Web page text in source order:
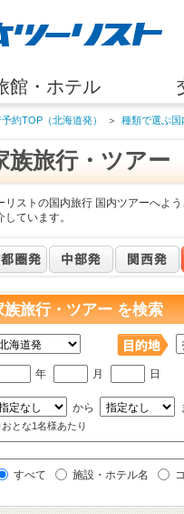
館・ホテル
約TOP（北海道発） ＞ 種類で選ぶ国
族旅行・ツアー
リストの国内旅行 国内ツアーへよ
ています。
族旅行・ツアー を検索
年 月 日
から
とな1名様あたり
すべて 施設・ホテル名